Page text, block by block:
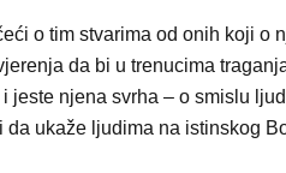
o tim stvarima od onih koji o
da bi u trenucima
i jeste njena svrha – o smislu
da ukaže ljudima na istinskog